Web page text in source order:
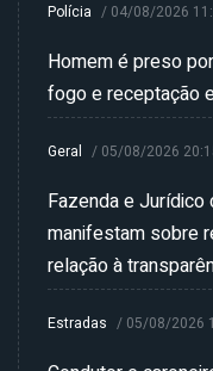
Polícia / 04/08/2026
Homem é preso
fogo e receptação
Geral / 05/08/2026
Fazenda e Jurídico
manifestam sobre
relação à
Estradas / 05/08/2026